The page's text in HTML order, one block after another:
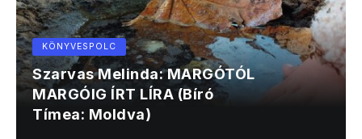
KÖNYVESPOLC
Szarvas Melinda: MARGÓTÓL
MARGÓIG ÍRT LÍRA (Bíró
Tímea: Moldva)